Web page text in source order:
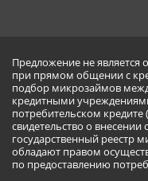
Предложение не является
при прямом общении с
подбор микрозаймов
кредитными
потребительском
свидетельство о
государственный реестр
обладают правом
по предоставлению